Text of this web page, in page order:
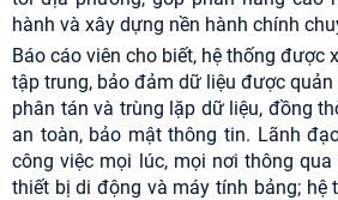
hành và xây dựng nền hành chính
Báo cáo viên cho biết, hệ thống được
tập trung, bảo đảm dữ liệu được
phân tán và trùng lặp dữ liệu, đồng
an toàn, bảo mật thông tin. Lãnh
công việc mọi lúc, mọi nơi thông qua
thiết bị di động và máy tính bảng; hệ